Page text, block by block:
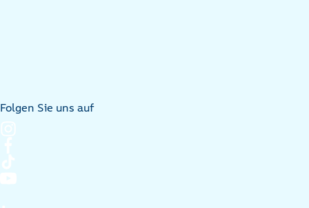
Folgen Sie uns auf